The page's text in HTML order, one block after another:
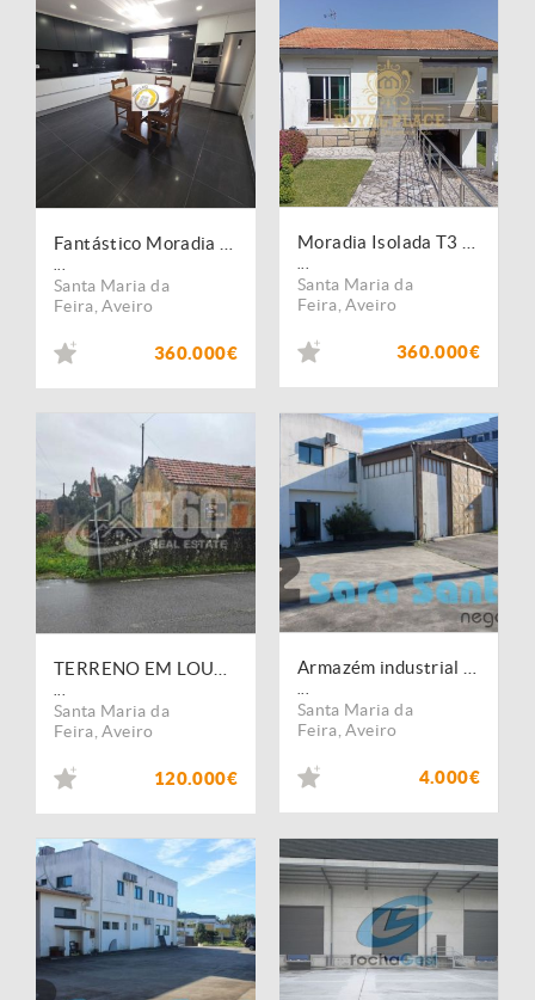
Santa Maria da
Feira ,Aveiro
360.000€
Santa Maria da
Feira ,Aveiro
360.000€
Santa Maria da
Feira ,Aveiro
120.000€
Santa Maria da
Feira ,Aveiro
4.000€